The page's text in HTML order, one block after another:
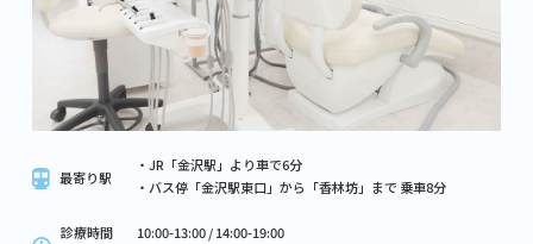
最寄り駅
・JR「金沢駅」より車で6分
・バス停「金沢駅東口」から「香林坊」まで 乗車8分
診療時間
10:00-13:00 / 14:00-19:00